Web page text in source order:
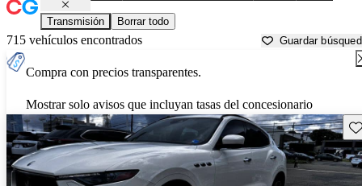
Transmisión Borrar todo
715 vehículos encontrados Guardar
Compra con precios transparentes.
Mostrar solo avisos que incluyan tasas del concesionario